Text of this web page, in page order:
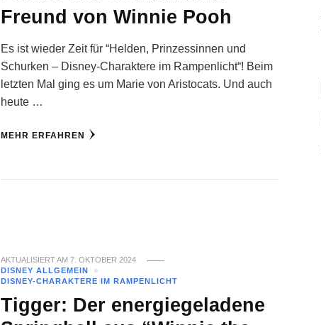
Freund von Winnie Pooh
Es ist wieder Zeit für “Helden, Prinzessinnen und
Schurken – Disney-Charaktere im Rampenlicht“! Beim
letzten Mal ging es um Marie von Aristocats. Und auch
heute …
MEHR ERFAHREN
AKTUALISIERT AM 7. OKTOBER 2024
DISNEY ALLGEMEIN
DISNEY-CHARAKTERE IM RAMPENLICHT
Tigger: Der energiegeladene